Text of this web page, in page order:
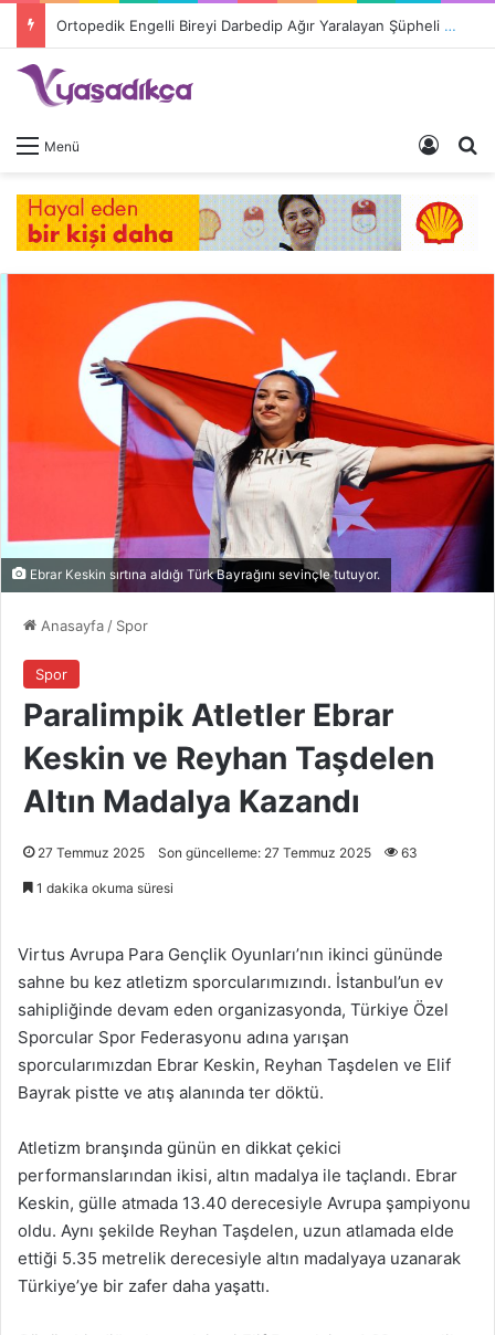
Ortopedik Engelli Bireyi Darbedip Ağır Yaralayan Şüpheli Tutuklandı
Menü Giriş
Ebrar Keskin sırtına aldığı Türk Bayrağını sevinçle tutuyor.
Anasayfa / Spor
Spor
Paralimpik Atletler Ebrar
Keskin ve Reyhan Taşdelen
Altın Madalya Kazandı
27 Temmuz 2025 Son güncelleme: 27 Temmuz 2025 63
1 dakika okuma süresi
Virtus Avrupa Para Gençlik Oyunları’nın ikinci gününde
sahne bu kez atletizm sporcularımızındı. İstanbul’un ev
sahipliğinde devam eden organizasyonda, Türkiye Özel
Sporcular Spor Federasyonu adına yarışan
sporcularımızdan Ebrar Keskin, Reyhan Taşdelen ve Elif
Bayrak pistte ve atış alanında ter döktü.
Atletizm branşında günün en dikkat çekici
performanslarından ikisi, altın madalya ile taçlandı. Ebrar
Keskin, gülle atmada 13.40 derecesiyle Avrupa şampiyonu
oldu. Aynı şekilde Reyhan Taşdelen, uzun atlamada elde
ettiği 5.35 metrelik derecesiyle altın madalyaya uzanarak
Türkiye’ye bir zafer daha yaşattı.